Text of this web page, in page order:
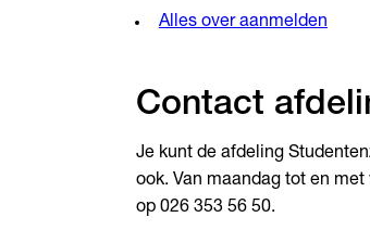
Alles over aanmelden
Contact
Je kunt de afdeling
ook. Van maandag tot en
op 026 353 56 50.